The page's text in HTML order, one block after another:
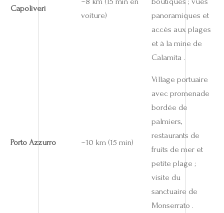
Capoliveri
voiture)
panoramiques et
accès aux plages
et à la mine de
Calamita .
Porto Azzurro ~10 km (15 min)
Village portuaire
avec promenade
bordée de
palmiers,
restaurants de
fruits de mer et
petite plage ;
visite du
sanctuaire de
Monserrato .